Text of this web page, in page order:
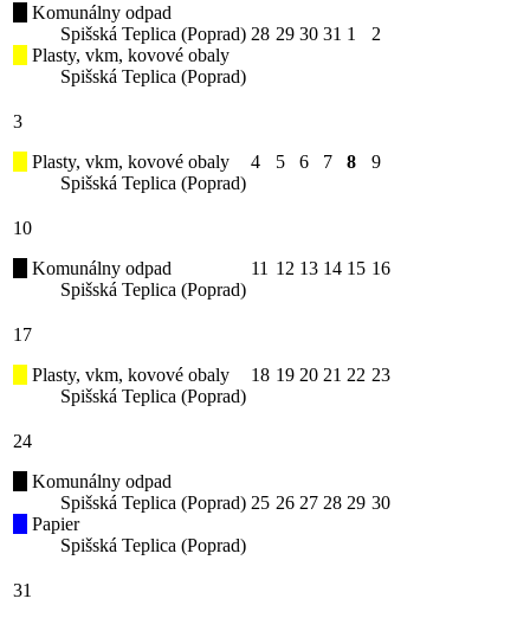
Komunálny odpad
Spišská Teplica (Poprad)
Plasty, vkm, kovové obaly
Spišská Teplica (Poprad)
28 29 30 31 1 2
3
Plasty, vkm, kovové obaly
Spišská Teplica (Poprad)
4 5 6 7 8 9
10
Komunálny odpad
Spišská Teplica (Poprad)
11 12 13 14 15 16
17
Plasty, vkm, kovové obaly
Spišská Teplica (Poprad)
18 19 20 21 22 23
24
Komunálny odpad
Spišská Teplica (Poprad)
Papier
Spišská Teplica (Poprad)
25 26 27 28 29 30
31